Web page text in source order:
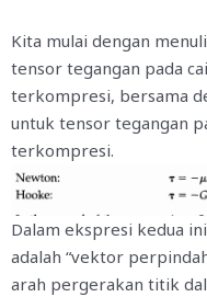
Kita mulai dengan
tensor tegangan pada
terkompresi, bersama
untuk tensor tegangan
terkompresi.
Dalam ekspresi kedua
adalah “vektor
arah pergerakan titik